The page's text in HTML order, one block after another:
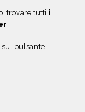
trovare tutti i
pulsante